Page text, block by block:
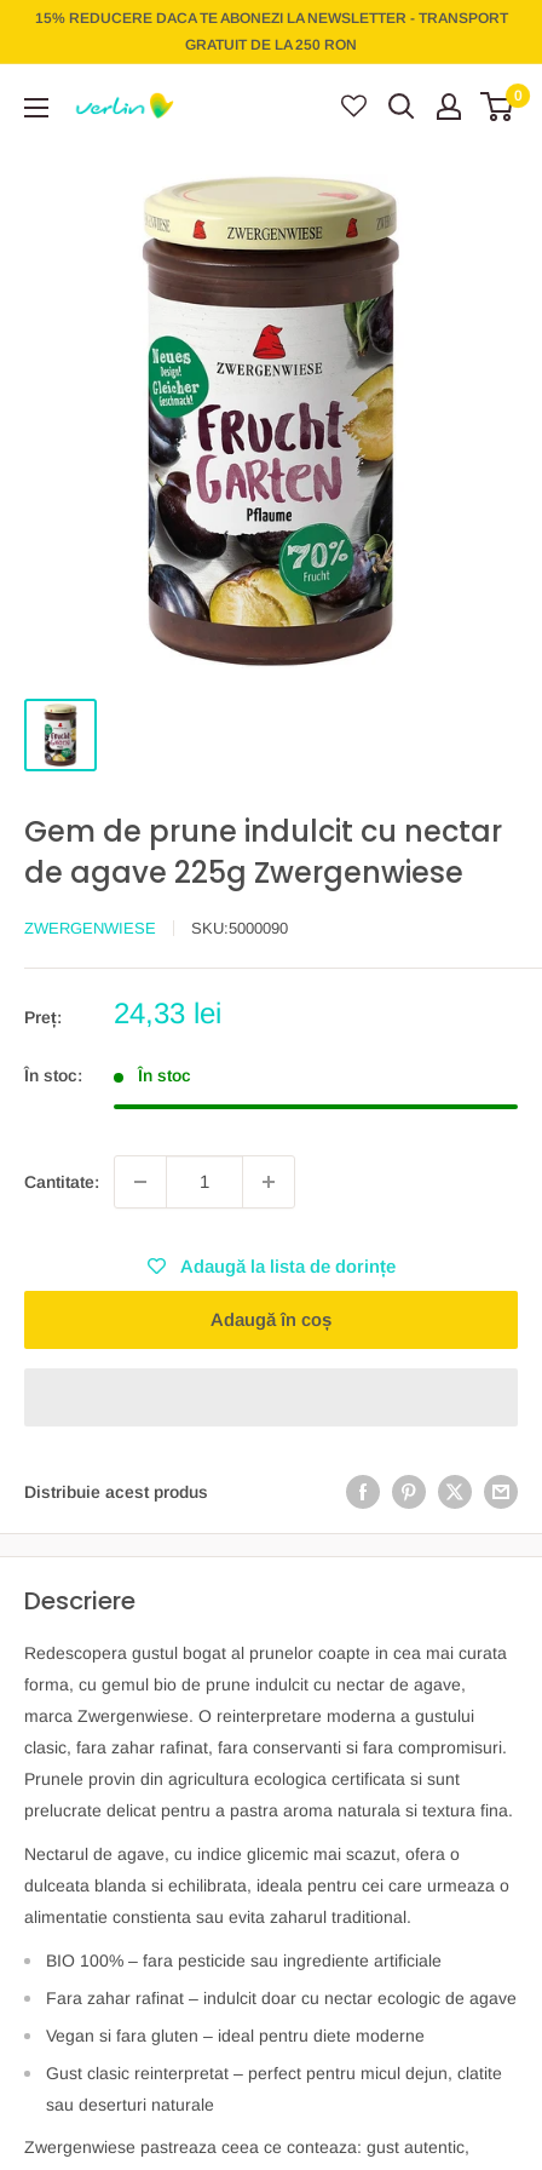
15% REDUCERE DACA TE ABONEZI LA NEWSLETTER - TRANSPORT
GRATUIT DE LA 250 RON
0
Gem de prune indulcit cu nectar
de agave 225g Zwergenwiese
ZWERGENWIESE SKU:5000090
Preț:
Preț
24,33 lei
În stoc: În stoc
Cantitate:
Adaugă la lista de dorințe
Adaugă în coș
Distribuie acest produs
Descriere
Redescopera gustul bogat al prunelor coapte in cea mai curata
forma, cu gemul bio de prune indulcit cu nectar de agave,
marca Zwergenwiese. O reinterpretare moderna a gustului
clasic, fara zahar rafinat, fara conservanti si fara compromisuri.
Prunele provin din agricultura ecologica certificata si sunt
prelucrate delicat pentru a pastra aroma naturala si textura fina.
Nectarul de agave, cu indice glicemic mai scazut, ofera o
dulceata blanda si echilibrata, ideala pentru cei care urmeaza o
alimentatie constienta sau evita zaharul traditional.
BIO 100% – fara pesticide sau ingrediente artificiale
Fara zahar rafinat – indulcit doar cu nectar ecologic de agave
Vegan si fara gluten – ideal pentru diete moderne
Gust clasic reinterpretat – perfect pentru micul dejun, clatite
sau deserturi naturale
Zwergenwiese pastreaza ceea ce conteaza: gust autentic,